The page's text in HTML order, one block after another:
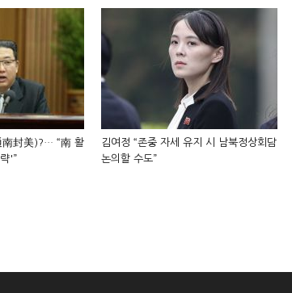
南封美)?… “南 활
'”
김여정 “존중 자세 유지 시 남북정상회담
논의할 수도”